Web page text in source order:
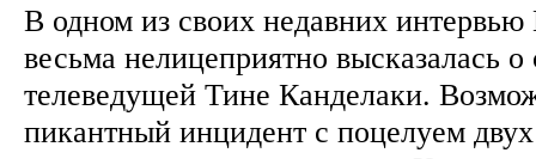
В одном из своих недавних
весьма нелицеприятно высказалась о
телеведущей Тине Канделаки.
пикантный инцидент с поцелуем